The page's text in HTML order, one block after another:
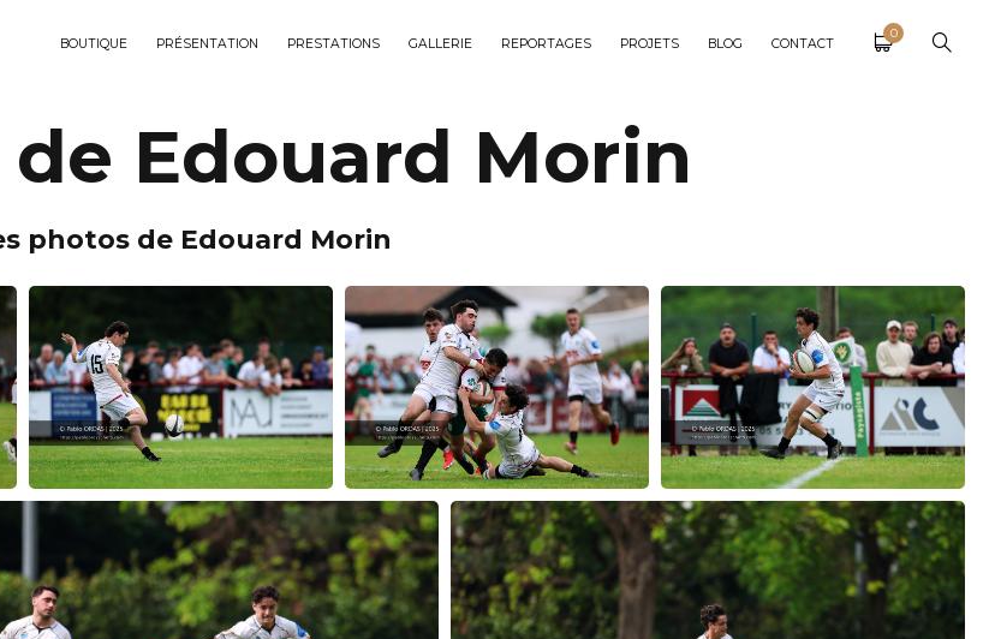
BOUTIQUE PRÉSENTATION PRESTATIONS GALLERIE REPORTAGES PROJETS BLOG CONTACT
0
Edouard Morin
photos de Edouard Morin